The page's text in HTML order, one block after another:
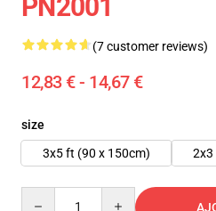
PN2001
(7 customer reviews)
12,83 € - 14,67 €
size
3x5 ft (90 x 150cm)
2x3